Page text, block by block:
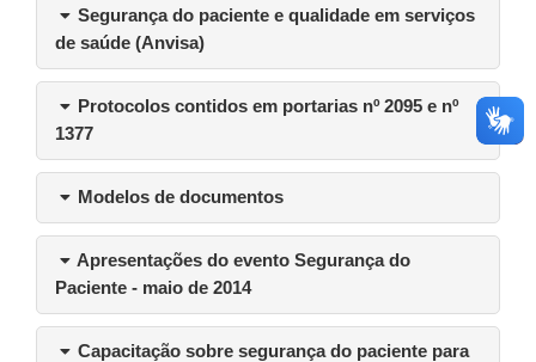
Segurança do paciente e qualidade em serviços
de saúde (Anvisa)
Protocolos contidos em portarias nº 2095 e nº
1377
Modelos de documentos
Apresentações do evento Segurança do
Paciente - maio de 2014
Capacitação sobre segurança do paciente para